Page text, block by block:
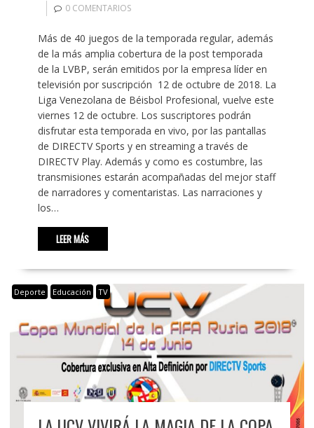
0 COMENTARIOS
Más de 40 juegos de la temporada regular, además
de la más amplia cobertura de la post temporada
de la LVBP, serán emitidos por la empresa líder en
televisión por suscripción 12 de octubre de 2018. La
Liga Venezolana de Béisbol Profesional, vuelve este
viernes 12 de octubre. Los suscriptores podrán
disfrutar esta temporada en vivo, por las pantallas
de DIRECTV Sports y en streaming a través de
DIRECTV Play. Además y como es costumbre, las
transmisiones estarán acompañadas del mejor staff
de narradores y comentaristas. Las narraciones y
los…
LEER MÁS
Deporte Educación TV